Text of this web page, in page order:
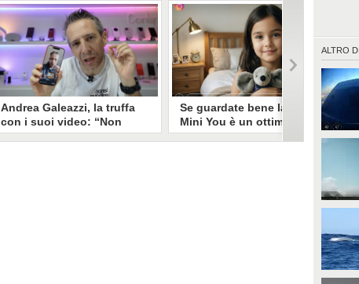
ALTRO DI
Andrea Galeazzi, la truffa
con i suoi video: “Non
sono io quello. Mi hanno
Se guardate bene la foto
Mini You è un ottimo modo
per regalare i dati
You, in cui si pubblica una foto da
bambini e una attuale, è una vera
essere "preda" di voraci algoritmi